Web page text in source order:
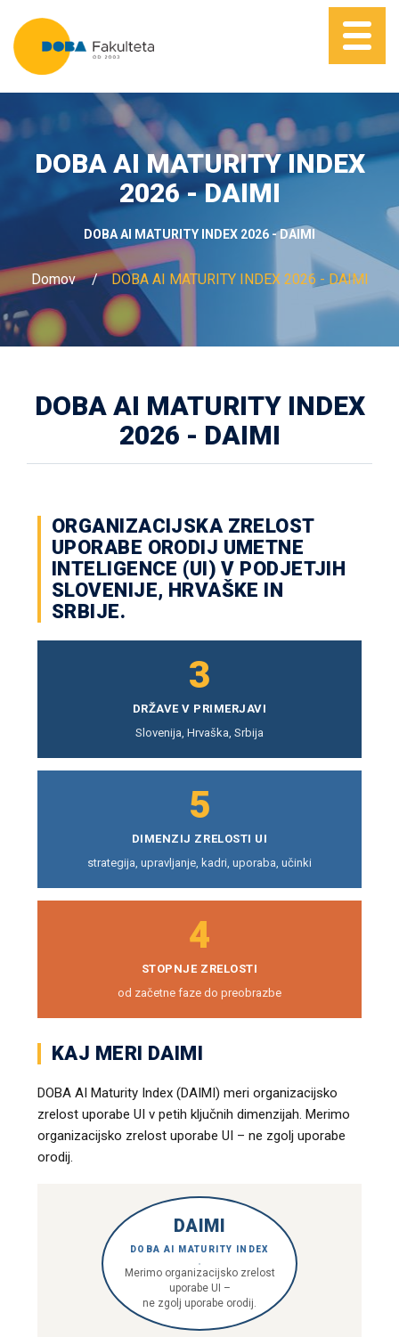
DOBA AI MATURITY INDEX
2026 - DAIMI
DOBA AI MATURITY INDEX 2026 - DAIMI
Domov DOBA AI MATURITY INDEX 2026 - DAIMI
DOBA AI MATURITY INDEX
2026 - DAIMI
ORGANIZACIJSKA ZRELOST
UPORABE ORODIJ UMETNE
INTELIGENCE (UI) V PODJETJIH
SLOVENIJE, HRVAŠKE IN
SRBIJE.
3
DRŽAVE V PRIMERJAVI
Slovenija, Hrvaška, Srbija
5
DIMENZIJ ZRELOSTI UI
strategija, upravljanje, kadri, uporaba, učinki
4
STOPNJE ZRELOSTI
od začetne faze do preobrazbe
KAJ MERI DAIMI
DOBA AI Maturity Index (DAIMI) meri organizacijsko
zrelost uporabe UI v petih ključnih dimenzijah. Merimo
organizacijsko zrelost uporabe UI – ne zgolj uporabe
orodij.
DAIMI
DOBA AI MATURITY INDEX
Merimo organizacijsko zrelost
uporabe UI –
ne zgolj uporabe orodij.